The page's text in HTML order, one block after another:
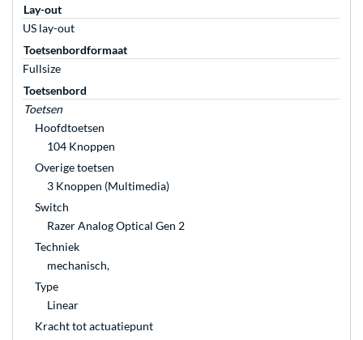
Lay-out
US lay-out
Toetsenbordformaat
Fullsize
Toetsenbord
Toetsen
Hoofdtoetsen
104 Knoppen
Overige toetsen
3 Knoppen (Multimedia)
Switch
Razer Analog Optical Gen 2
Techniek
mechanisch,
Type
Linear
Kracht tot actuatiepunt